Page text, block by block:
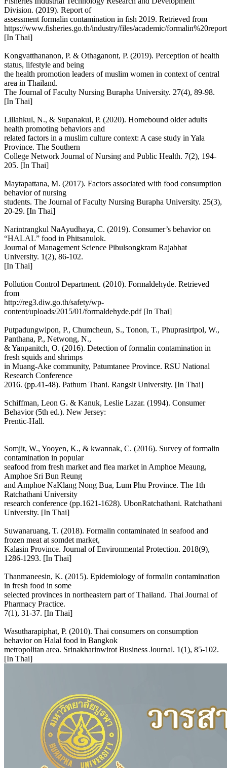
Division. (2019). Report of
assessment formalin contamination in fish 2019. Retrieved from
https://www.fisheries.go.th/industry/files/academic/
[In Thai]
Kongvatthananon, P. & Othaganont, P. (2019). Perception of health
status, lifestyle and being
the health promotion leaders of muslim women in context of central
area in Thailand.
The Journal of Faculty Nursing Burapha University. 27(4), 89-98.
[In Thai]
Lillahkul, N., & Supanakul, P. (2020). Homebound older adults
health promoting behaviors and
related factors in a muslim culture context: A case study in Yala
Province. The Southern
College Network Journal of Nursing and Public Health. 7(2), 194-
205. [In Thai]
Maytapattana, M. (2017). Factors associated with food consumption
behavior of nursing
students. The Journal of Faculty Nursing Burapha University. 25(3),
20-29. [In Thai]
Narintrangkul NaAyudhaya, C. (2019). Consumer’s behavior on
“HALAL” food in Phitsanulok.
Journal of Management Science Pibulsongkram Rajabhat
University. 1(2), 86-102.
[In Thai]
Pollution Control Department. (2010). Formaldehyde. Retrieved
from
http://reg3.diw.go.th/safety/wp-
content/uploads/2015/01/formaldehyde.pdf [In Thai]
Putpadungwipon, P., Chumcheun, S., Tonon, T., Phuprasirtpol, W.,
Panthana, P., Netwong, N.,
& Yanpanitch, O. (2016). Detection of formalin contamination in
fresh squids and shrimps
in Muang-Ake community, Patumtanee Province. RSU National
Research Conference
2016. (pp.41-48). Pathum Thani. Rangsit University. [In Thai]
Schiffman, Leon G. & Kanuk, Leslie Lazar. (1994). Consumer
Behavior (5th ed.). New Jersey:
Prentic-Hall.
Somjit, W., Yooyen, K., & kwannak, C. (2016). Survey of formalin
contamination in popular
seafood from fresh market and flea market in Amphoe Meaung,
Amphoe Sri Bun Reung
and Amphoe NaKlang Nong Bua, Lum Phu Province. The 1th
Ratchathani University
research conference (pp.1621-1628). UbonRatchathani. Ratchathani
University. [In Thai]
Suwanaruang, T. (2018). Formalin contaminated in seafood and
frozen meat at somdet market,
Kalasin Province. Journal of Environmental Protection. 2018(9),
1286-1293. [In Thai]
Thanmaneesin, K. (2015). Epidemiology of formalin contamination
in fresh food in some
selected provinces in northeastern part of Thailand. Thai Journal of
Pharmacy Practice.
7(1), 31-37. [In Thai]
Wasutharapiphat, P. (2010). Thai consumers on consumption
behavior on Halal food in Bangkok
metropolitan area. Srinakharinwirot Business Journal. 1(1), 85-102.
[In Thai]